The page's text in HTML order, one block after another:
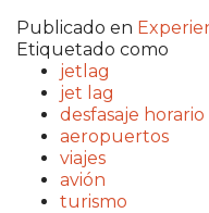
Publicado en
Etiquetado como
jetlag
jet lag
desfasaje horario
aeropuertos
viajes
avión
turismo